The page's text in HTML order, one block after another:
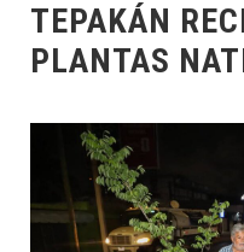
TEPAKÁN
PLANTAS